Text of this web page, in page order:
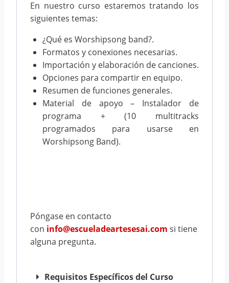
En nuestro curso estaremos tratando los
siguientes temas:
¿Qué es Worshipsong band?.
Formatos y conexiones necesarias.
Importación y elaboración de canciones.
Opciones para compartir en equipo.
Resumen de funciones generales.
Material de apoyo – Instalador de
programa + (10 multitracks
programados para usarse en
Worshipsong Band).
Póngase en contacto
con info@escueladeartesesai.com si tiene
alguna pregunta.
Requisitos Específicos del Curso